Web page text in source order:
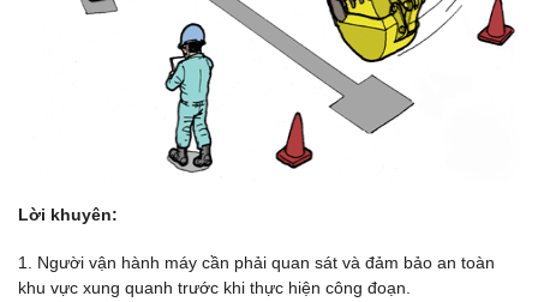
Lời khuyên:
1. Người vận hành máy cần phải quan sát và đảm bảo an toàn
khu vực xung quanh trước khi thực hiện công đoạn.